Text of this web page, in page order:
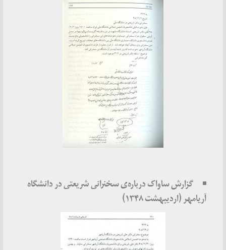
گزارش ساواک درباره‌ی سخنرانی شریعتی در دانشگاه
آریامهر (اردیبهشت ۱۳۴۸)